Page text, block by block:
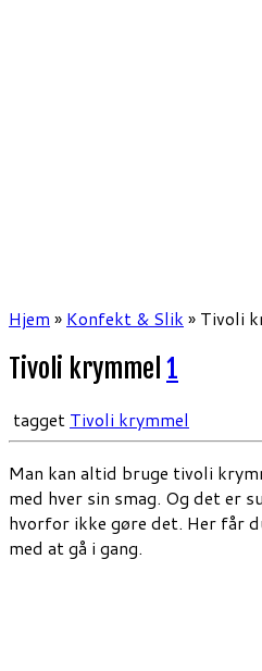
Hjem » Konfekt & Slik » Tivoli
Tivoli krymmel 1
tagget Tivoli krymmel
Man kan altid bruge tivoli
med hver sin smag. Og det er
hvorfor ikke gøre det. Her får
med at gå i gang.